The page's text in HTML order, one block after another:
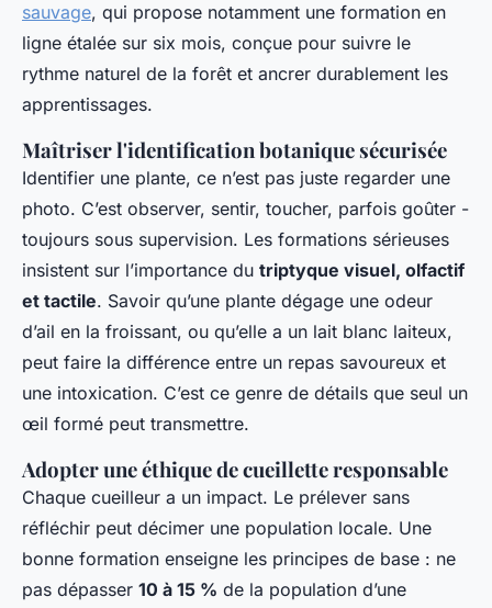
sauvage, qui propose notamment une formation en
ligne étalée sur six mois, conçue pour suivre le
rythme naturel de la forêt et ancrer durablement les
apprentissages.
Maîtriser l'identification botanique sécurisée
Identifier une plante, ce n’est pas juste regarder une
photo. C’est observer, sentir, toucher, parfois goûter -
toujours sous supervision. Les formations sérieuses
insistent sur l’importance du triptyque visuel, olfactif
et tactile. Savoir qu’une plante dégage une odeur
d’ail en la froissant, ou qu’elle a un lait blanc laiteux,
peut faire la différence entre un repas savoureux et
une intoxication. C’est ce genre de détails que seul un
œil formé peut transmettre.
Adopter une éthique de cueillette responsable
Chaque cueilleur a un impact. Le prélever sans
réfléchir peut décimer une population locale. Une
bonne formation enseigne les principes de base : ne
pas dépasser 10 à 15 % de la population d’une